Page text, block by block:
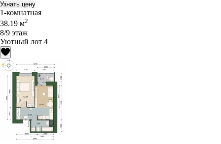
Узнать цену
1-комнатная
38.19 м2
8/9 этаж
Уютный лот 4